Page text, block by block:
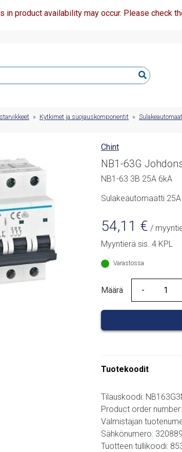
in product availability may occur. Please check
» Kytkimet ja suojauskomponentit »
Chint
NB1-63G
NB1-63 3B 25A 6kA
Sulakeautomaatti
54,11 € /
Myyntierä sis. 4 KPL
Varastossa
Määrä
Määrä
Tuotekoodit
Tilauskoodi:
Product order
Valmistajan
Sähkönumero:
Tuotteen tullikoodi: